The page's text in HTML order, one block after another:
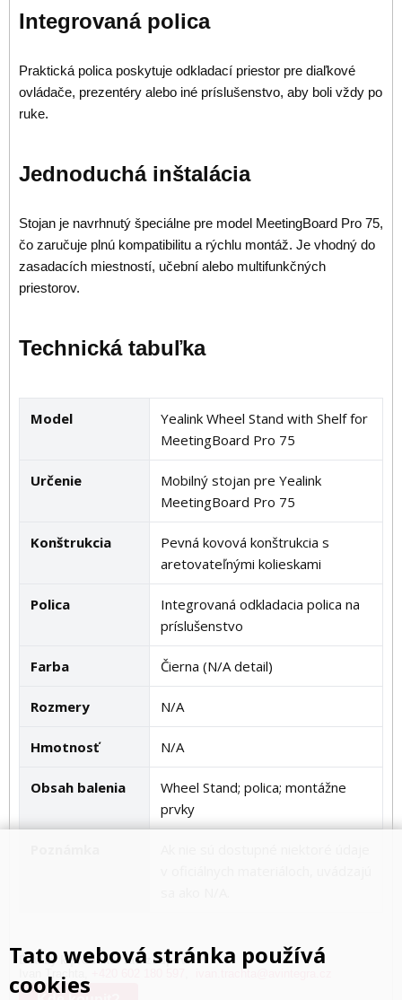
Integrovaná polica
Praktická polica poskytuje odkladací priestor pre diaľkové
ovládače, prezentéry alebo iné príslušenstvo, aby boli vždy po
ruke.
Jednoduchá inštalácia
Stojan je navrhnutý špeciálne pre model MeetingBoard Pro 75,
čo zaručuje plnú kompatibilitu a rýchlu montáž. Je vhodný do
zasadacích miestností, učební alebo multifunkčných
priestorov.
Technická tabuľka
Model
Yealink Wheel Stand with Shelf for
MeetingBoard Pro 75
Určenie
Mobilný stojan pre Yealink
MeetingBoard Pro 75
Konštrukcia
Pevná kovová konštrukcia s
aretovateľnými kolieskami
Polica
Integrovaná odkladacia polica na
príslušenstvo
Farba Čierna (N/A detail)
Rozmery N/A
Hmotnosť N/A
Obsah balenia
Wheel Stand; polica; montážne
prvky
Dotazy k produktu rád zodpoví:
Ivan Trachta,
Tato webová stránka používá
cookies